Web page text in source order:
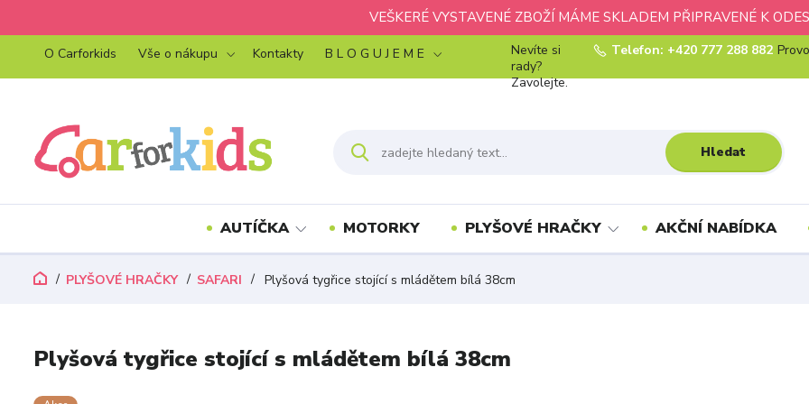
VEŠKERÉ VYSTAVENÉ ZBOŽÍ MÁME SKLADEM PŘIPRAVENÉ K
O Carforkids Vše o nákupu Kontakty B L O G U J E M E
Hledat
Nevíte si
rady?
Zavolejte.
Telefon: +420 777 288 882
AUTÍČKA MOTORKY PLYŠOVÉ HRAČKY AKČNÍ NABÍDKA
PLYŠOVÉ HRAČKY SAFARI Plyšová tygřice stojící s mládětem bílá 38cm
Plyšová tygřice stojící s mládětem bílá 38cm